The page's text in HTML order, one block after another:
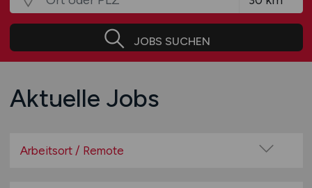
JOBS SUCHEN
Aktuelle Jobs
Arbeitsort / Remote